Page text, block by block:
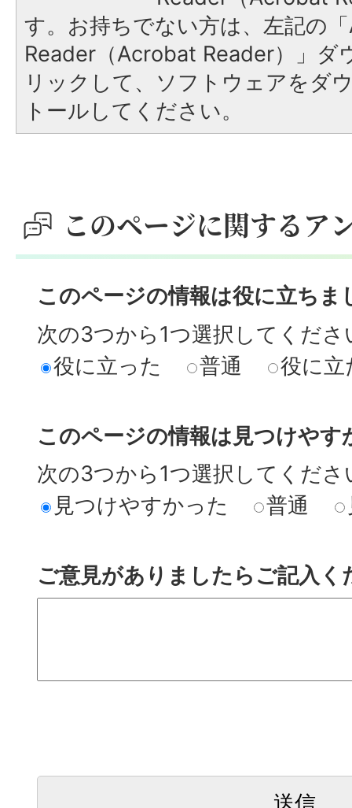
す。お持ちでない方は、左記の
Reader（Acrobat Reader）」ダ
リックして、ソフトウェアをダ
トールしてください。
このページに関するア
このページの情報は役に立ちま
次の3つから1つ選択してくださ
役に立った
普通 役に立
このページの情報は見つけやす
次の3つから1つ選択してくださ
見つけやすかった
普通
ご意見がありましたらご記入く